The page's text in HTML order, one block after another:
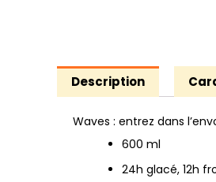
Description
Waves : entrez dans
600 ml
24h glacé, 12h